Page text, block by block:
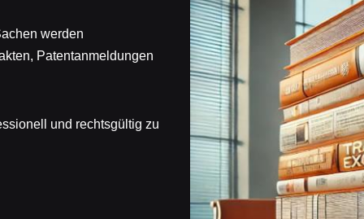
werden
Patentanmeldungen
und rechtsgültig zu